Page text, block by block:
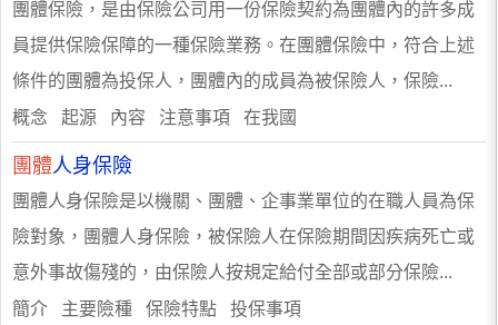
團體保險，是由保險公司用一份保險契約為團體內的許多成
員提供保險保障的一種保險業務。在團體保險中，符合上述
條件的團體為投保人，團體內的成員為被保險人，保險...
概念 起源 內容 注意事項 在我國
團體人身保險
團體人身保險是以機關、團體、企事業單位的在職人員為保
險對象，團體人身保險，被保險人在保險期間因疾病死亡或
意外事故傷殘的，由保險人按規定給付全部或部分保險...
簡介 主要險種 保險特點 投保事項